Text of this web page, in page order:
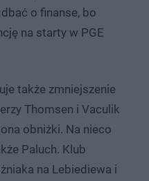
o finanse, bo
na starty w PGE
także zmniejszenie
Thomsen i Vaculik
obniżki. Na nieco
Paluch. Klub
na Lebiediewa i